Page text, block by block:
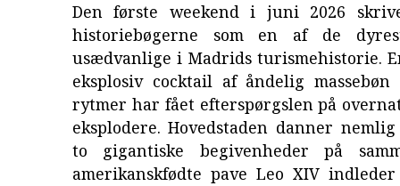
Den første weekend i juni 2026
historiebøgerne som en af de
usædvanlige i Madrids turismehistorie.
eksplosiv cocktail af åndelig
rytmer har fået efterspørgslen på
eksplodere. Hovedstaden danner
to gigantiske begivenheder på
amerikanskfødte pave Leo XIV